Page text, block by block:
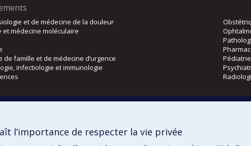
et de médecine de la douleur
et médecine moléculaire
de famille et de médecine d’urgence
infectiologie et immunologie
Pédiatrie
et audiologie
l’importance de respecter la vie privée